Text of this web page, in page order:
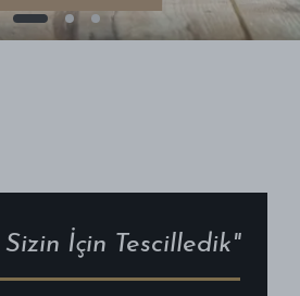
İçin Tescilledik"